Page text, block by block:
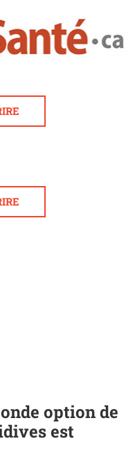
option de
est